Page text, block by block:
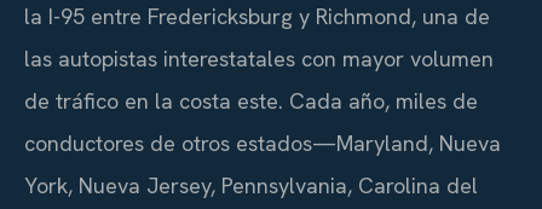
la I-95 entre Fredericksburg y Richmond, una de
las autopistas interestatales con mayor volumen
de tráfico en la costa este. Cada año, miles de
conductores de otros estados—Maryland, Nueva
York, Nueva Jersey, Pennsylvania, Carolina del